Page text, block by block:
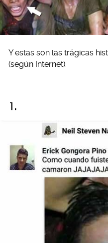
Y estas son las trágicas
(según Internet):
1.